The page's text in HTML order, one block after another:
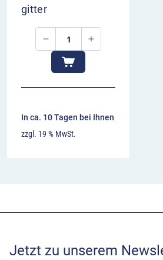
gitter
In ca. 10 Tagen bei Ihnen
zzgl. 19 % MwSt.
Jetzt zu unserem